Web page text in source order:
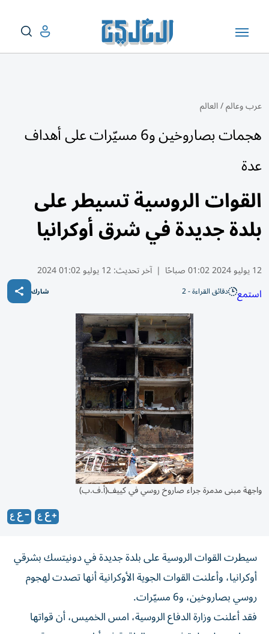
عرب وعالم/العالم
هجمات بصاروخين و6 مسيّرات على أهداف
عدة
القوات الروسية تسيطر على
بلدة جديدة في شرق أوكرانيا
12 يوليو 2024 01:02 صباحًا | آخر تحديث:12 يوليو 01:02 2024
استمع دقائق القراءة - 2 شارك
واجهة مبنى مدمرة جراء صاروخ روسي في كييف(أ.ف.ب)
سيطرت القوات الروسية على بلدة جديدة في دونيتسك بشرقي
أوكرانيا، وأعلنت القوات الجوية الأوكرانية أنها تصدت لهجوم
روسي بصاروخين، و6 مسيّرات.
فقد أعلنت وزارة الدفاع الروسية، امس الخميس، أن قواتها